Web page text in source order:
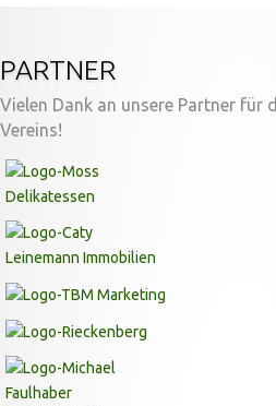
PARTNER
Vielen Dank an unsere Partner für
Vereins!